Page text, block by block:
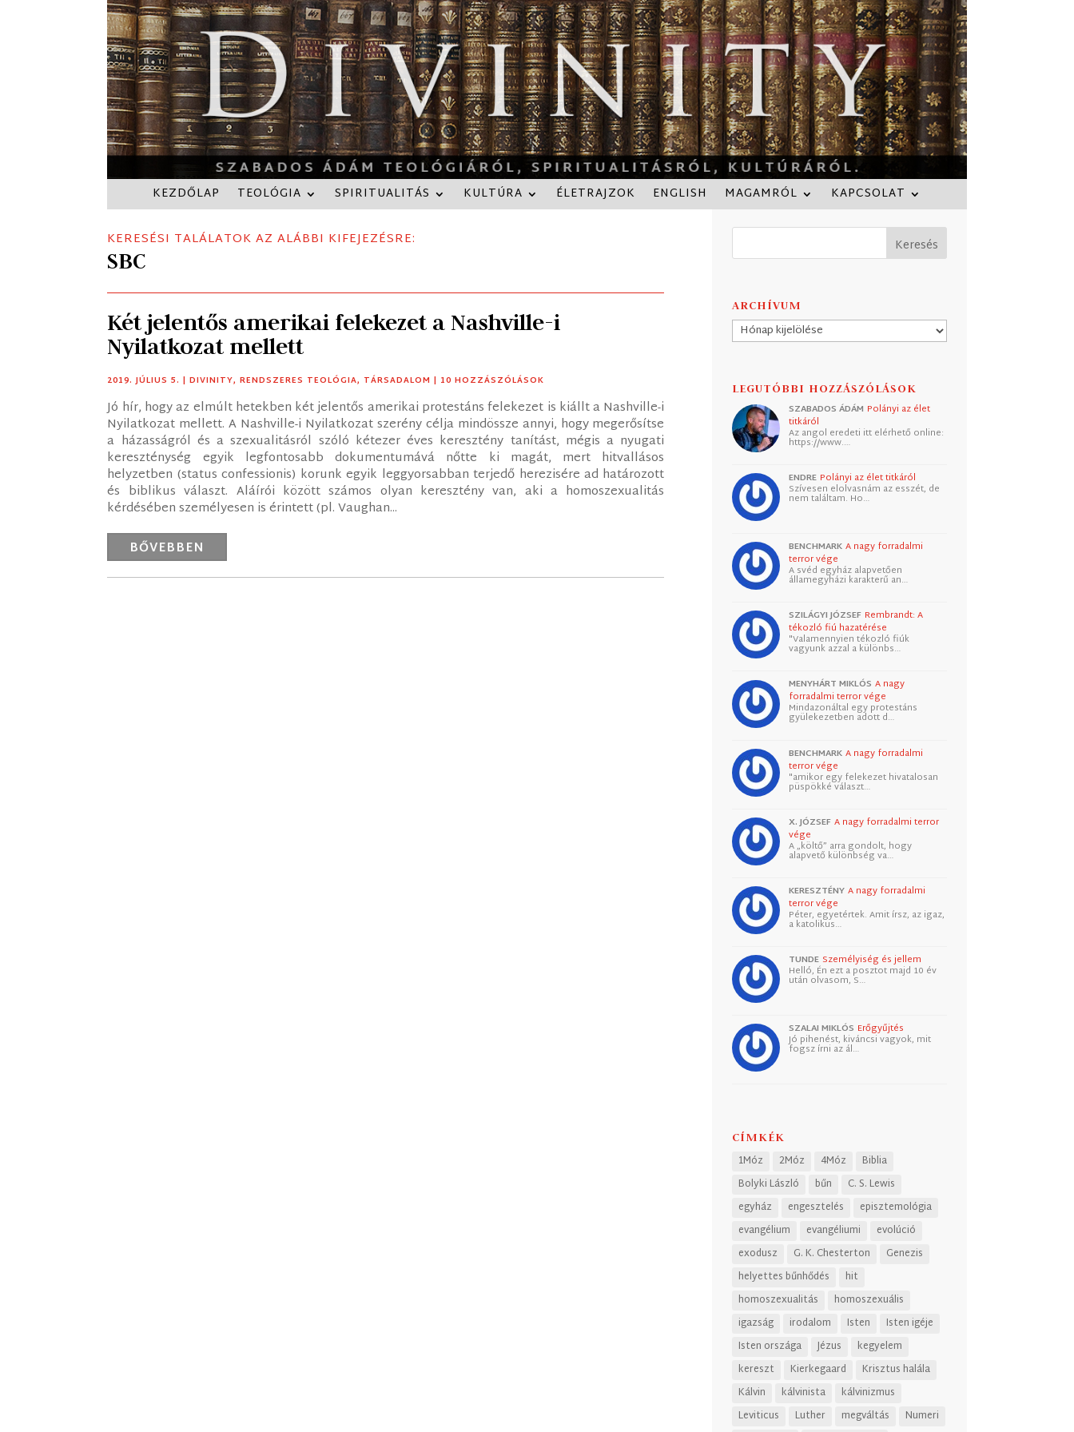
KEZDŐLAP TEOLÓGIA SPIRITUALITÁS KULTÚRA ÉLETRAJZOK ENGLISH MAGAMRÓL KAPCSOLAT
KERESÉSI TALÁLATOK AZ ALÁBBI KIFEJEZÉSRE:
SBC
Két jelentős amerikai felekezet a Nashville-i
Nyilatkozat mellett
2019. JÚLIUS 5. |DIVINITY,RENDSZERES TEOLÓGIA, TÁRSADALOM | 10 HOZZÁSZÓLÁSOK
Jó hír, hogy az elmúlt hetekben két jelentős amerikai protestáns felekezet is kiállt a Nashville-i
Nyilatkozat mellett. A Nashville-i Nyilatkozat szerény célja mindössze annyi, hogy megerősítse
a házasságról és a szexualitásról szóló kétezer éves keresztény tanítást, mégis a nyugati
kereszténység egyik legfontosabb dokumentumává nőtte ki magát, mert hitvallásos
helyzetben (status confessionis) korunk egyik leggyorsabban terjedő herezisére ad határozott
és biblikus választ. Aláírói között számos olyan keresztény van, aki a homoszexualitás
kérdésében személyesen is érintett (pl. Vaughan...
BŐVEBBEN
ARCHÍVUM
Archívum
LEGUTÓBBI HOZZÁSZÓLÁSOK
SZABADOS ÁDÁM Polányi az élet
titkáról
Az angol eredeti itt elérhető online:
https://www.…
ENDRE Polányi az élet titkáról
Szívesen elolvasnám az esszét, de
nem találtam. Ho…
BENCHMARK A nagy forradalmi
terror vége
A svéd egyház alapvetően
államegyházi karakterű an…
SZILÁGYI JÓZSEF Rembrandt: A
tékozló fiú hazatérése
"Valamennyien tékozló fiúk
vagyunk azzal a különbs…
MENYHÁRT MIKLÓS A nagy
forradalmi terror vége
Mindazonáltal egy protestáns
gyülekezetben adott d…
BENCHMARK A nagy forradalmi
terror vége
"amikor egy felekezet hivatalosan
püspökké választ…
X. JÓZSEF A nagy forradalmi terror
vége
A „költő” arra gondolt, hogy
alapvető különbség va…
KERESZTÉNY A nagy forradalmi
terror vége
Péter, egyetértek. Amit írsz, az igaz,
a katolikus…
TUNDE Személyiség és jellem
Helló, Én ezt a posztot majd 10 év
után olvasom, S…
SZALAI MIKLÓS Erőgyűjtés
Jó pihenést, kiváncsi vagyok, mit
fogsz írni az ál…
CÍMKÉK
1Móz 2Móz 4Móz
Biblia
Bolyki László
bűn
C. S. Lewis
egyház
engesztelés
episztemológia
evangélium
evangéliumi
evolúció
exodusz
G. K. Chesterton
Genezis
helyettes bűnhődés
hit
homoszexualitás
homoszexuális
igazság
irodalom Isten
Isten igéje
Isten országa
Jézus
kegyelem
kereszt
Kierkegaard
Krisztus halála
Kálvin
kálvinista
kálvinizmus
Leviticus
Luther megváltás
Numeri